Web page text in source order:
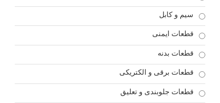
سیم و کابل
قطعات ایمنی
قطعات بدنه
قطعات برقی و الکتریکی
قطعات جلوبندی و تعلیق